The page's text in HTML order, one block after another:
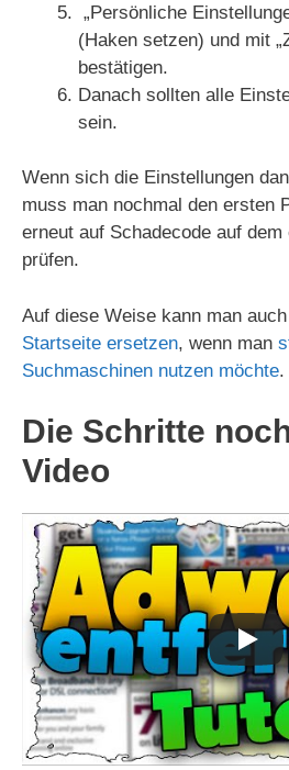
„Persönliche
(Haken setzen) und mit
bestätigen.
Danach sollten alle
sein.
Wenn sich die Einstellungen
muss man nochmal den ersten
erneut auf Schadecode auf dem
prüfen.
Auf diese Weise kann man auch
Startseite ersetzen, wenn man
Suchmaschinen nutzen möchte.
Die Schritte
Video